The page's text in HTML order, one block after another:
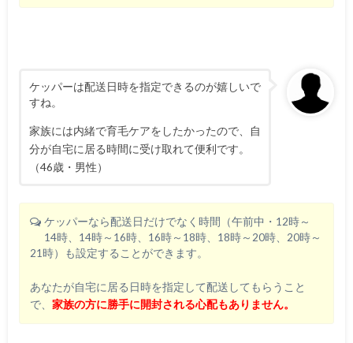
ケッパーは配送日時を指定できるのが嬉しいで
すね。
家族には内緒で育毛ケアをしたかったので、自
分が自宅に居る時間に受け取れて便利です。
（46歳・男性）
ケッパーなら配送日だけでなく時間（午前中・12時～
14時、14時～16時、16時～18時、18時～20時、20時～
21時）も設定することができます。
あなたが自宅に居る日時を指定して配送してもらうこと
で、家族の方に勝手に開封される心配もありません。